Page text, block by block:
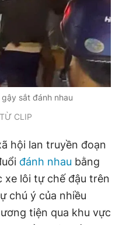
hệ quảng cáo
780 404
Tòa soạn
Thành
Báo Thanh Niên. Cấm sao
sắt đánh nhau
CLIP
hội lan truyền đoạn
đánh nhau bằng
xe lôi tự chế đậu trên
chú ý của nhiều
tiện qua khu vực